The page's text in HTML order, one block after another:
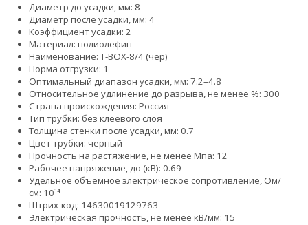
Диаметр до усадки, мм: 8
Диаметр после усадки, мм: 4
Коэффициент усадки: 2
Материал: полиолефин
Наименование: Т-BOX-8/4 (чер)
Норма отгрузки: 1
Оптимальный диапазон усадки, мм: 7.2–4.8
Относительное удлинение до разрыва, не менее %: 300
Страна происхождения: Россия
Тип трубки: без клеевого слоя
Толщина стенки после усадки, мм: 0.7
Цвет трубки: черный
Прочность на растяжение, не менее Мпа: 12
Рабочее напряжение, до (кВ): 0.69
Удельное объемное электрическое сопротивление, Ом/
см: 10¹⁴
Штрих-код: 14630019129763
Электрическая прочность, не менее кВ/мм: 15